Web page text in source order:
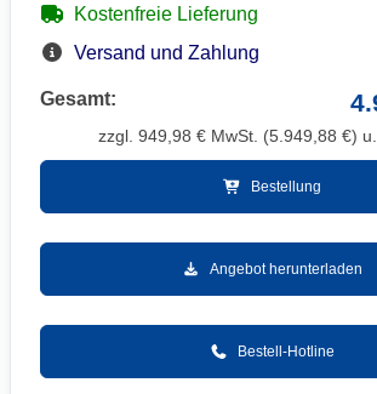
Kostenfreie Lieferung
Versand und Zahlung
Gesamt:
zzgl. 949,98 € MwSt. (5.949,88 €)
Bestellung
Angebot herunterladen
Bestell-Hotline